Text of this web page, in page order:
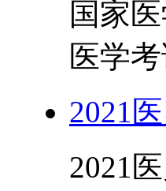
国家
医学
2021
2021